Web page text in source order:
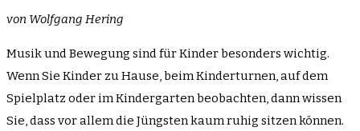
von Wolfgang Hering
Musik und Bewegung sind für Kinder besonders wichtig.
Wenn Sie Kinder zu Hause, beim Kinderturnen, auf dem
Spielplatz oder im Kindergarten beobachten, dann wissen
Sie, dass vor allem die Jüngsten kaum ruhig sitzen können.